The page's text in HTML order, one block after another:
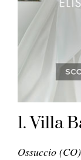
1. Villa
Ossuccio (CO)